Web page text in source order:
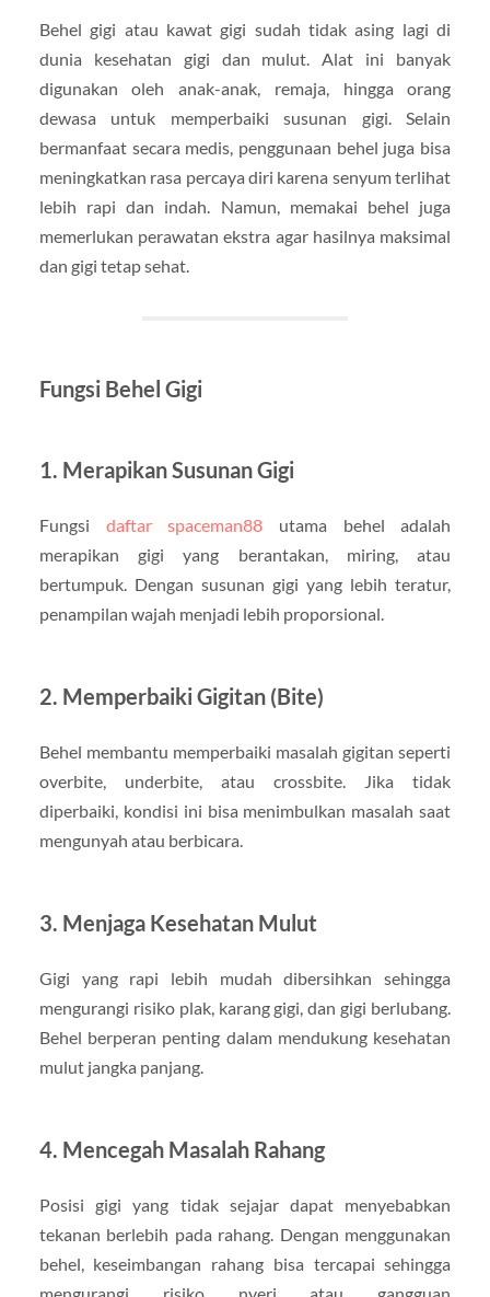
Behel gigi atau kawat gigi sudah tidak asing lagi di
dunia kesehatan gigi dan mulut. Alat ini banyak
digunakan oleh anak-anak, remaja, hingga orang
dewasa untuk memperbaiki susunan gigi. Selain
bermanfaat secara medis, penggunaan behel juga bisa
meningkatkan rasa percaya diri karena senyum terlihat
lebih rapi dan indah. Namun, memakai behel juga
memerlukan perawatan ekstra agar hasilnya maksimal
dan gigi tetap sehat.
Fungsi Behel Gigi
1. Merapikan Susunan Gigi
Fungsi daftar spaceman88 utama behel adalah
merapikan gigi yang berantakan, miring, atau
bertumpuk. Dengan susunan gigi yang lebih teratur,
penampilan wajah menjadi lebih proporsional.
2. Memperbaiki Gigitan (Bite)
Behel membantu memperbaiki masalah gigitan seperti
overbite, underbite, atau crossbite. Jika tidak
diperbaiki, kondisi ini bisa menimbulkan masalah saat
mengunyah atau berbicara.
3. Menjaga Kesehatan Mulut
Gigi yang rapi lebih mudah dibersihkan sehingga
mengurangi risiko plak, karang gigi, dan gigi berlubang.
Behel berperan penting dalam mendukung kesehatan
mulut jangka panjang.
4. Mencegah Masalah Rahang
Posisi gigi yang tidak sejajar dapat menyebabkan
tekanan berlebih pada rahang. Dengan menggunakan
behel, keseimbangan rahang bisa tercapai sehingga
mengurangi risiko nyeri atau gangguan